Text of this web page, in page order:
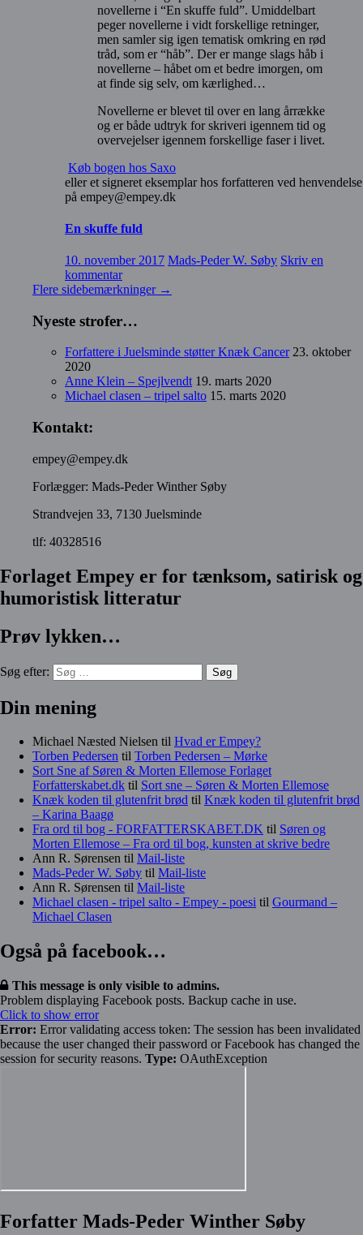
novellerne i “En skuffe fuld”. Umiddelbart
peger novellerne i vidt forskellige retninger,
men samler sig igen tematisk omkring en rød
tråd, som er “håb”. Der er mange slags håb i
novellerne – håbet om et bedre imorgen, om
at finde sig selv, om kærlighed…
Novellerne er blevet til over en lang årrække
og er både udtryk for skriveri igennem tid og
overvejelser igennem forskellige faser i livet.
Køb bogen hos Saxo
eller et signeret eksemplar hos forfatteren ved henvendelse
på empey@empey.dk
En skuffe fuld
10. november 2017 Mads-Peder W. Søby Skriv en
kommentar
Flere sidebemærkninger →
Nyeste strofer…
Forfattere i Juelsminde støtter Knæk Cancer 23. oktober
2020
Anne Klein – Spejlvendt 19. marts 2020
Michael clasen – tripel salto 15. marts 2020
Kontakt:
empey@empey.dk
Forlægger: Mads-Peder Winther Søby
Strandvejen 33, 7130 Juelsminde
tlf: 40328516
Forlaget Empey er for tænksom, satirisk og
humoristisk litteratur
Prøv lykken…
Søg efter:
Din mening
Michael Næsted Nielsen til Hvad er Empey?
Torben Pedersen til Torben Pedersen – Mørke
Sort Sne af Søren & Morten Ellemose Forlaget
Forfatterskabet.dk til Sort sne – Søren & Morten Ellemose
Knæk koden til glutenfrit brød til Knæk koden til glutenfrit brød
– Karina Baagø
Fra ord til bog - FORFATTERSKABET.DK til Søren og
Morten Ellemose – Fra ord til bog, kunsten at skrive bedre
Ann R. Sørensen til Mail-liste
Mads-Peder W. Søby til Mail-liste
Ann R. Sørensen til Mail-liste
Michael clasen - tripel salto - Empey - poesi til Gourmand –
Michael Clasen
Også på facebook…
This message is only visible to admins.
Problem displaying Facebook posts. Backup cache in use.
Click to show error
Error: Error validating access token: The session has been invalidated
because the user changed their password or Facebook has changed the
session for security reasons. Type: OAuthException
Forfatter Mads-Peder Winther Søby